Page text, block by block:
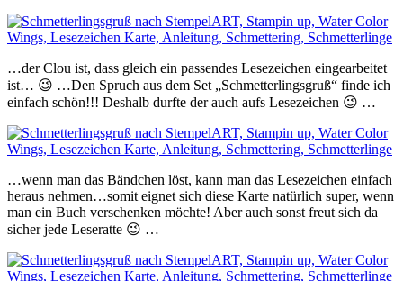
…der Clou ist, dass gleich ein passendes Lesezeichen eingearbeitet
ist… 😉 …Den Spruch aus dem Set „Schmetterlingsgruß“ finde ich
einfach schön!!! Deshalb durfte derauch aufs Lesezeichen 😉 …
…wenn man das Bändchen löst, kann man das Lesezeichen einfach
heraus nehmen…somit eignet sich diese Karte natürlich super, wenn
man ein Buch verschenken möchte! Aber auch sonst freut sich da
sicher jede Leseratte 😉 …